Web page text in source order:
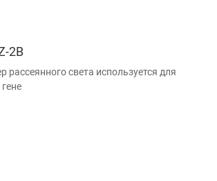
2B
света используется для